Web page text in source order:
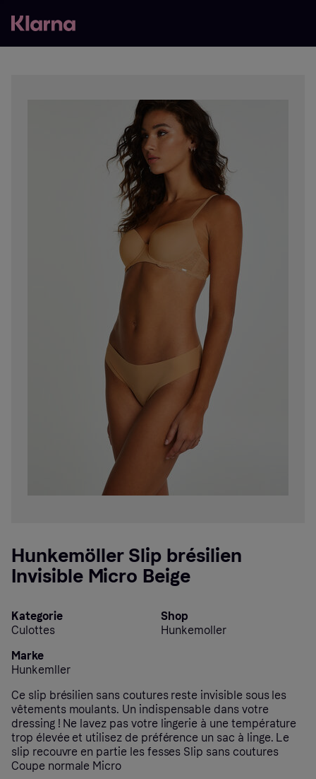
Hunkemöller Slip brésilien
Invisible Micro Beige
Kategorie
Culottes
Shop
Hunkemoller
Marke
Hunkemller
Ce slip brésilien sans coutures reste invisible sous les
vêtements moulants. Un indispensable dans votre
dressing ! Ne lavez pas votre lingerie à une température
trop élevée et utilisez de préférence un sac à linge. Le
slip recouvre en partie les fesses Slip sans coutures
Coupe normale Micro